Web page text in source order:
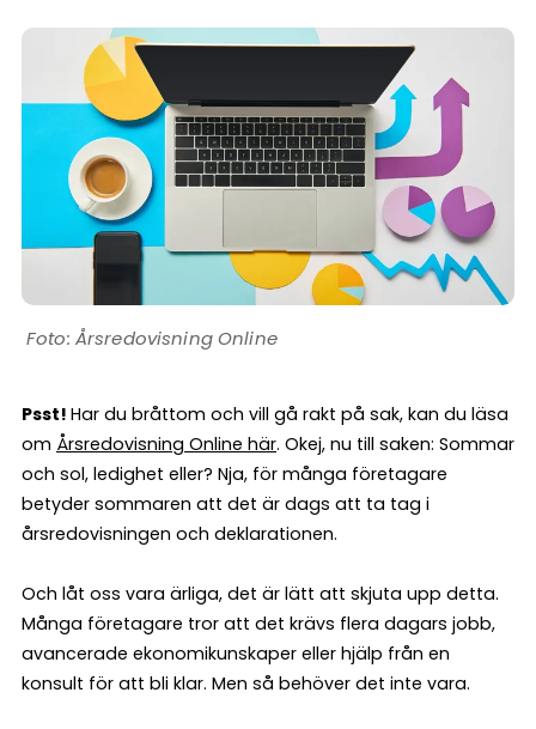
Årsredovisning Online
Psst! Har du bråttom och vill gå rakt på sak, kan du läsa
om Årsredovisning Online här. Okej, nu till saken: Sommar
och sol, ledighet eller? Nja, för många företagare
betyder sommaren att det är dags att ta tag i
årsredovisningen och deklarationen.
Och låt oss vara ärliga, det är lätt att skjuta upp detta.
Många företagare tror att det krävs flera dagars jobb,
avancerade ekonomikunskaper eller hjälp från en
konsult för att bli klar. Men så behöver det inte vara.